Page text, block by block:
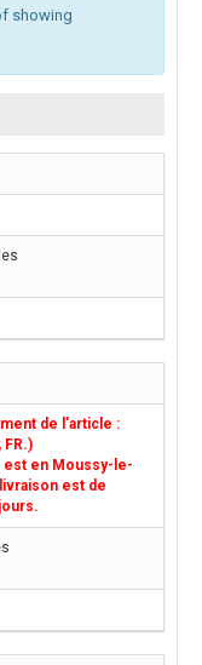
showing
de l'article :
en Moussy-le-
est de